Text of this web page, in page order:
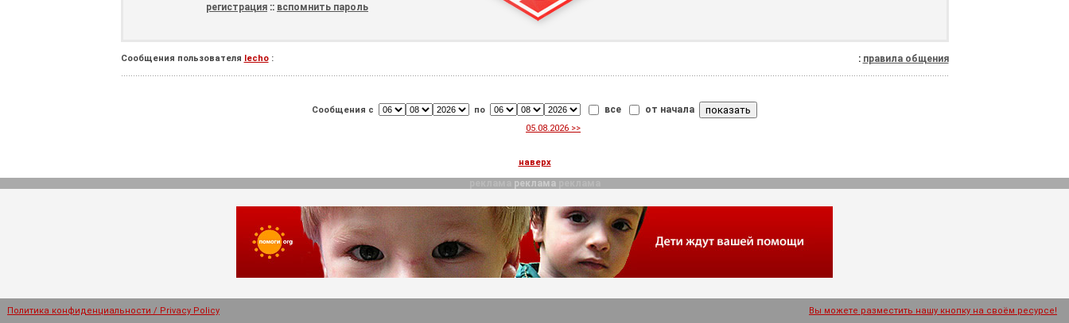
регистрация :: вспомнить пароль
Сообщения пользователя lecho: : правила общения
Сообщения с по все от начала
05.08.2026 >>
наверх
реклама
Политика конфиденциальности / Privacy Policy
Вы можете разместить нашу кнопку на своём ресурсе!